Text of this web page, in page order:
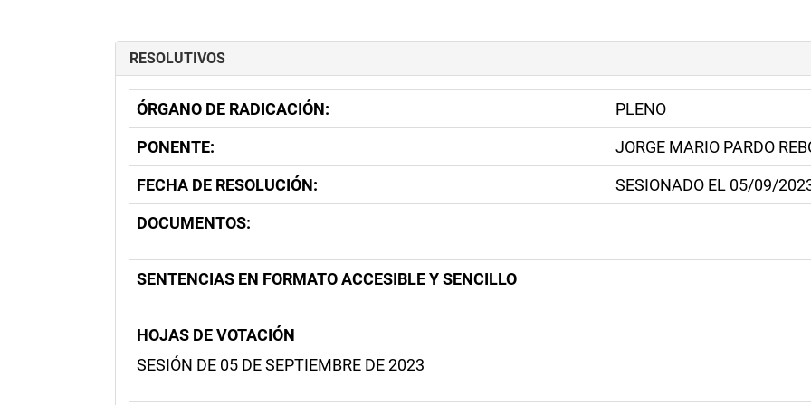
RESOLUTIVOS
ÓRGANO DE RADICACIÓN:
PLENO
PONENTE:
JORGE MARIO PARDO
FECHA DE RESOLUCIÓN:
SESIONADO EL 05/09/
DOCUMENTOS:
SENTENCIAS EN FORMATO ACCESIBLE Y SENCILLO
HOJAS DE VOTACIÓN
SESIÓN DE 05 DE SEPTIEMBRE DE 2023